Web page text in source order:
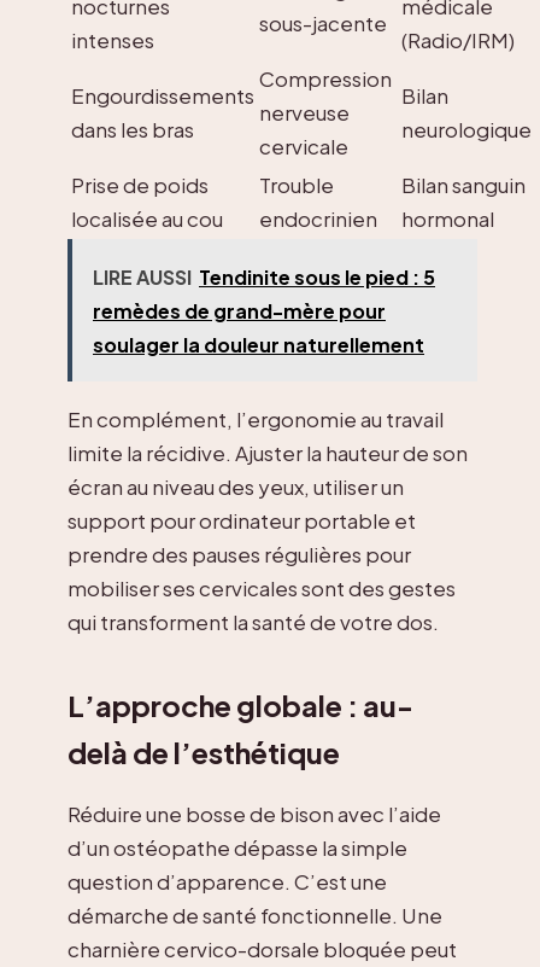
nocturnes
intenses
sous-jacente
médicale
(Radio/IRM)
Engourdissements
dans les bras
Compression
nerveuse
cervicale
Bilan
neurologique
Prise de poids
localisée au cou
Trouble
endocrinien
Bilan sanguin
hormonal
LIRE AUSSI Tendinite sous le pied : 5
remèdes de grand-mère pour
soulager la douleur naturellement
En complément, l’ergonomie au travail
limite la récidive. Ajuster la hauteur de son
écran au niveau des yeux, utiliser un
support pour ordinateur portable et
prendre des pauses régulières pour
mobiliser ses cervicales sont des gestes
qui transforment la santé de votre dos.
L’approche globale : au-
delà de l’esthétique
Réduire une bosse de bison avec l’aide
d’un ostéopathe dépasse la simple
question d’apparence. C’est une
démarche de santé fonctionnelle. Une
charnière cervico-dorsale bloquée peut